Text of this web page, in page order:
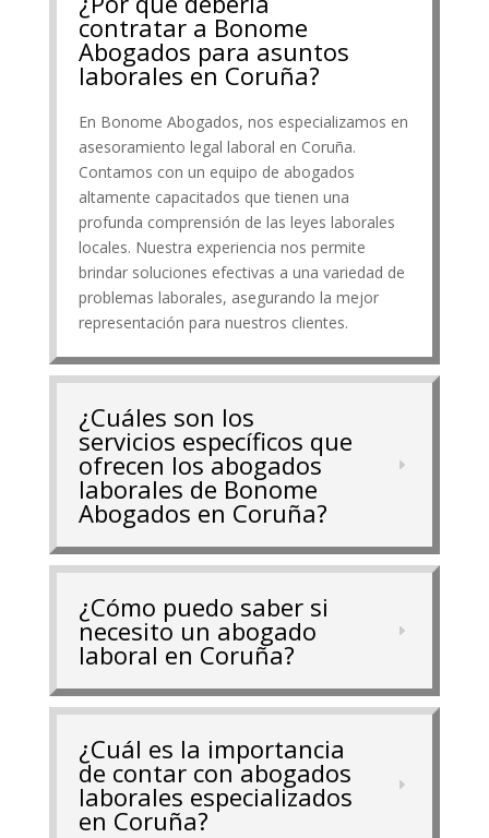
contratar a Bonome
Abogados para asuntos
laborales en Coruña?
En Bonome Abogados, nos especializamos en
asesoramiento legal laboral en Coruña.
Contamos con un equipo de abogados
altamente capacitados que tienen una
profunda comprensión de las leyes laborales
locales. Nuestra experiencia nos permite
brindar soluciones efectivas a una variedad de
problemas laborales, asegurando la mejor
representación para nuestros clientes.
¿Cuáles son los
servicios específicos que
ofrecen los abogados
laborales de Bonome
Abogados en Coruña?
¿Cómo puedo saber si
necesito un abogado
laboral en Coruña?
¿Cuál es la importancia
de contar con abogados
laborales especializados
en Coruña?